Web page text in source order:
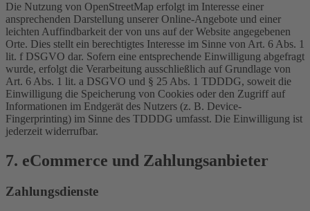
Die Nutzung von OpenStreetMap erfolgt im Interesse einer
ansprechenden Darstellung unserer Online-Angebote und einer
leichten Auffindbarkeit der von uns auf der Website angegebenen
Orte. Dies stellt ein berechtigtes Interesse im Sinne von Art. 6 Abs. 1
lit. f DSGVO dar. Sofern eine entsprechende Einwilligung abgefragt
wurde, erfolgt die Verarbeitung ausschließlich auf Grundlage von
Art. 6 Abs. 1 lit. a DSGVO und § 25 Abs. 1 TDDDG, soweit die
Einwilligung die Speicherung von Cookies oder den Zugriff auf
Informationen im Endgerät des Nutzers (z. B. Device-
Fingerprinting) im Sinne des TDDDG umfasst. Die Einwilligung ist
jederzeit widerrufbar.
7. eCommerce und Zahlungs­anbieter
Zahlungsdienste